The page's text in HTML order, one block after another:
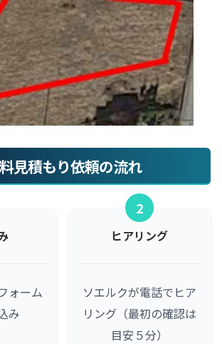
見積もり依頼の流れ
ォーム
み
2
ヒアリング
ソエルクが電話でヒア
リング（最初の確認は
目安５分）